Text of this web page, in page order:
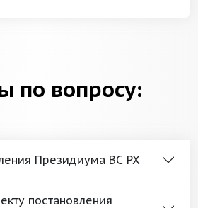
по вопросу:
Президиума ВС РХ
постановления